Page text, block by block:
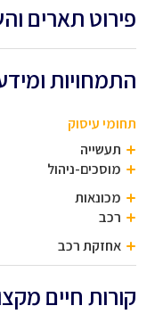
פירוט תארים
התמחויות
תחומי עיסוק
תעשייה
מוסכים-ניהול
מכונאות
רכב
אחזקת רכב
קורות חיים